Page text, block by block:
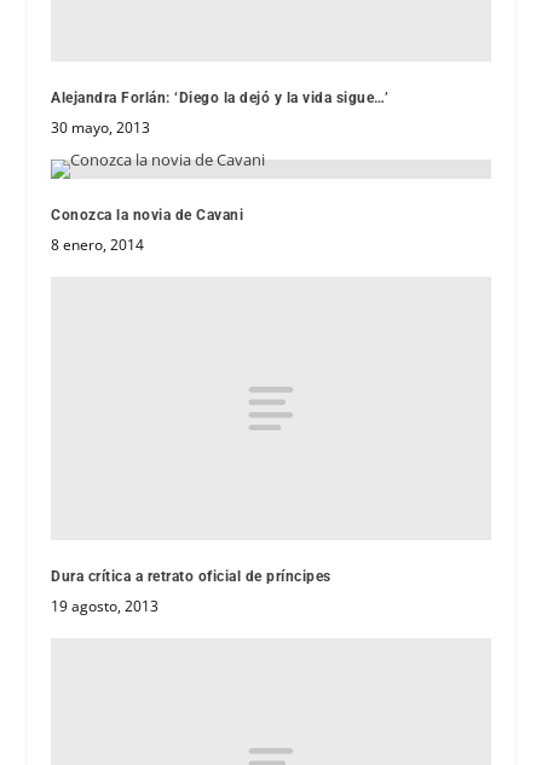
Alejandra Forlán: ‘Diego la dejó y la vida sigue…’
30 mayo, 2013
Conozca la novia de Cavani
8 enero, 2014
Dura crítica a retrato oficial de príncipes
19 agosto, 2013